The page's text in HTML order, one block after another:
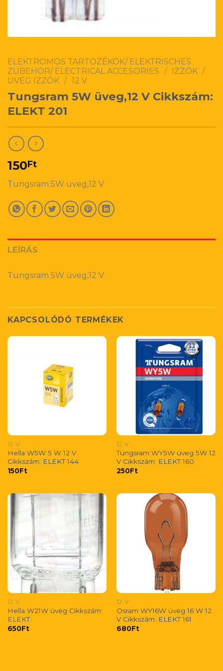
ELEKTROMOS TARTOZÉKOK/ ELEKTRISCHES
ZUBEHÖR/ ELECTRICAL ACCESORIES / IZZÓK /
ÜVEG IZZÓK / 12 V
Tungsram 5W üveg,12 V Cikkszám:
ELEKT 201
150Ft
Tungsram 5W üveg,12 V
LEÍRÁS
Tungsram 5W üveg,12 V
KAPCSOLÓDÓ TERMÉKEK
12 V
Hella W5W 5 W 12 V
Cikkszám: ELEKT 144
150Ft
12 V
Tungsram WY5W üveg 5W 12
V Cikkszám: ELEKT 160
250Ft
12 V
Hella W21W üveg Cikkszám:
ELEKT
650Ft
12 V
Osram WY16W üveg 16 W 12
V Cikkszám: ELEKT 161
680Ft